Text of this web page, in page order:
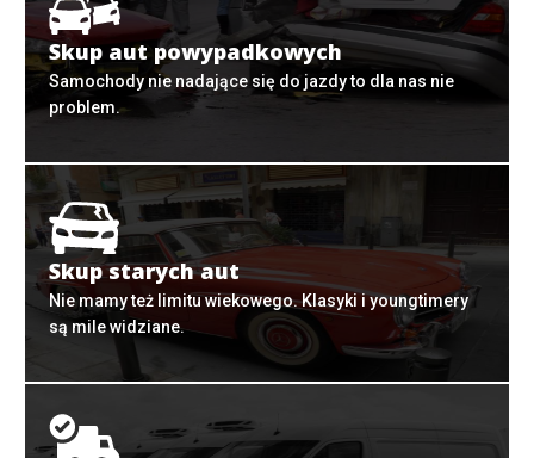
Skup aut powypadkowych
Samochody nie nadające się do jazdy to dla nas nie
problem.
Skup starych aut
Nie mamy też limitu wiekowego. Klasyki i youngtimery
są mile widziane.